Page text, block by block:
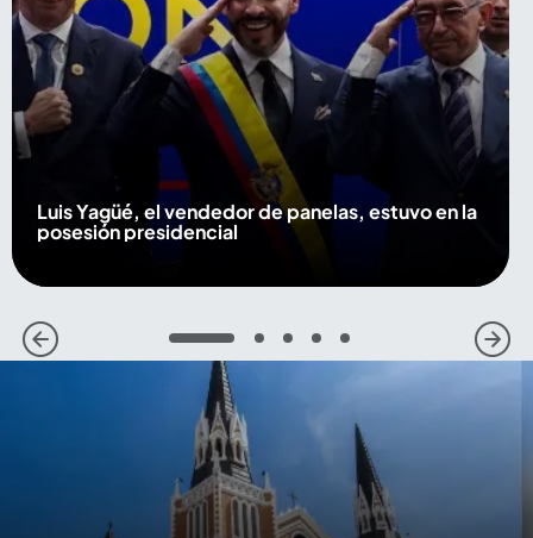
Luis Yagüé, el vendedor de panelas, estuvo en la
posesión presidencial
1 2 3 4 5